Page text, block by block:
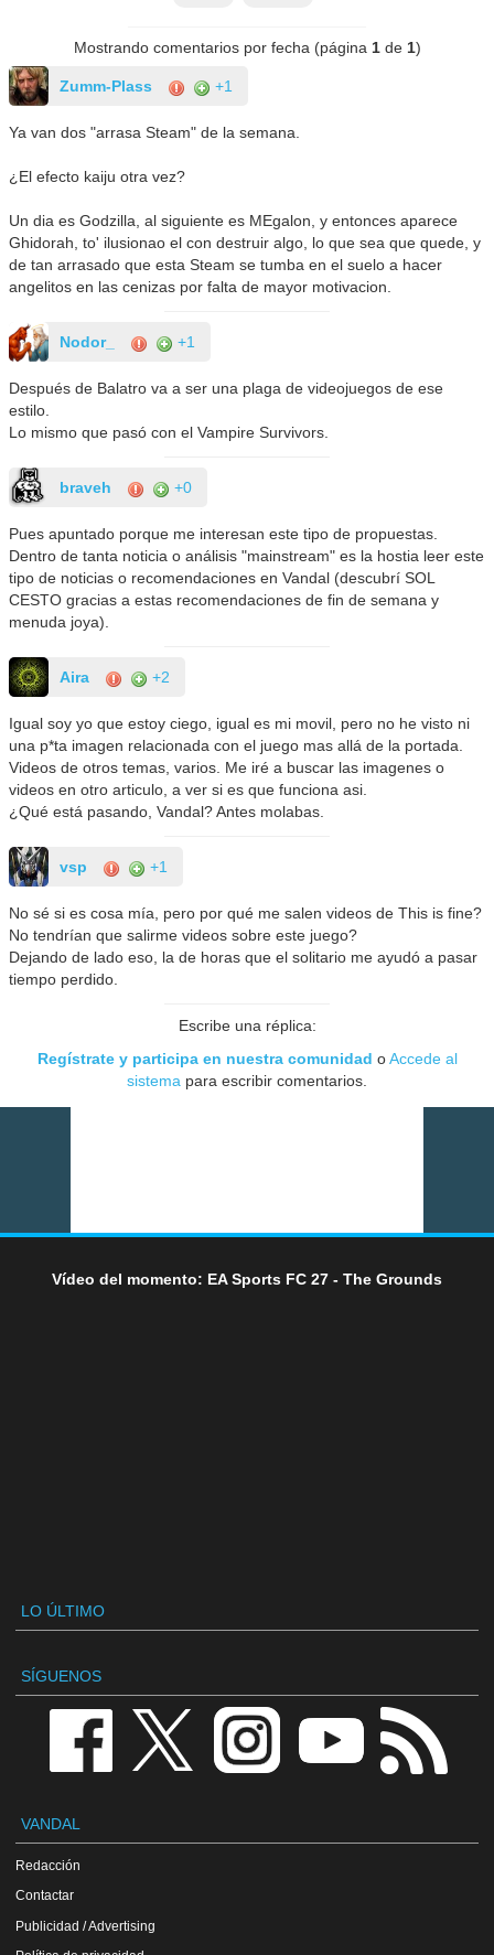
Mostrando comentarios por fecha (página 1de 1)
Zumm-Plass +1
Ya van dos "arrasa Steam" de la semana.
¿El efecto kaiju otra vez?
Un dia es Godzilla, al siguiente es MEgalon, y entonces aparece
Ghidorah, to' ilusionao el con destruir algo, lo que sea que quede, y
de tan arrasado que esta Steam se tumba en el suelo a hacer
angelitos en las cenizas por falta de mayor motivacion.
Nodor_ +1
Después de Balatro va a ser una plaga de videojuegos de ese
estilo.
Lo mismo que pasó con el Vampire Survivors.
braveh +0
Pues apuntado porque me interesan este tipo de propuestas.
Dentro de tanta noticia o análisis "mainstream" es la hostia leer este
tipo de noticias o recomendaciones en Vandal (descubrí SOL
CESTO gracias a estas recomendaciones de fin de semana y
menuda joya).
Aira +2
Igual soy yo que estoy ciego, igual es mi movil, pero no he visto ni
una p*ta imagen relacionada con el juego mas allá de la portada.
Videos de otros temas, varios. Me iré a buscar las imagenes o
videos en otro articulo, a ver si es que funciona asi.
¿Qué está pasando, Vandal? Antes molabas.
vsp +1
No sé si es cosa mía, pero por qué me salen videos de This is fine?
No tendrían que salirme videos sobre este juego?
Dejando de lado eso, la de horas que el solitario me ayudó a pasar
tiempo perdido.
Escribe una réplica:
Regístrate y participa en nuestra comunidad oAccede al
sistema para escribir comentarios.
Vídeo del momento: EA Sports FC 27 - The Grounds
LO ÚLTIMO
SÍGUENOS
VANDAL
Redacción
Contactar
Publicidad / Advertising